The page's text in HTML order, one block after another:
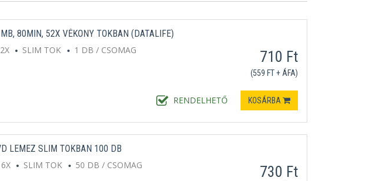
80MIN, 52X VÉKONY TOKBAN (DATALIFE)
SLIM TOK 1 DB / CSOMAG
RENDELHETŐ
710 Ft
(559 FT + ÁFA)
KOSÁRBA
LEMEZ SLIM TOKBAN 100 DB
SLIM TOK 50 DB / CSOMAG 730 Ft